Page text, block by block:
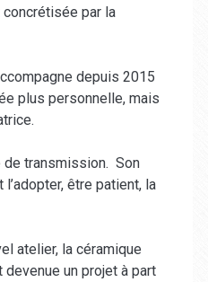
par la
depuis 2015
plus personnelle, mais
de transmission. Son
être patient, la
atelier, la céramique
un projet à part